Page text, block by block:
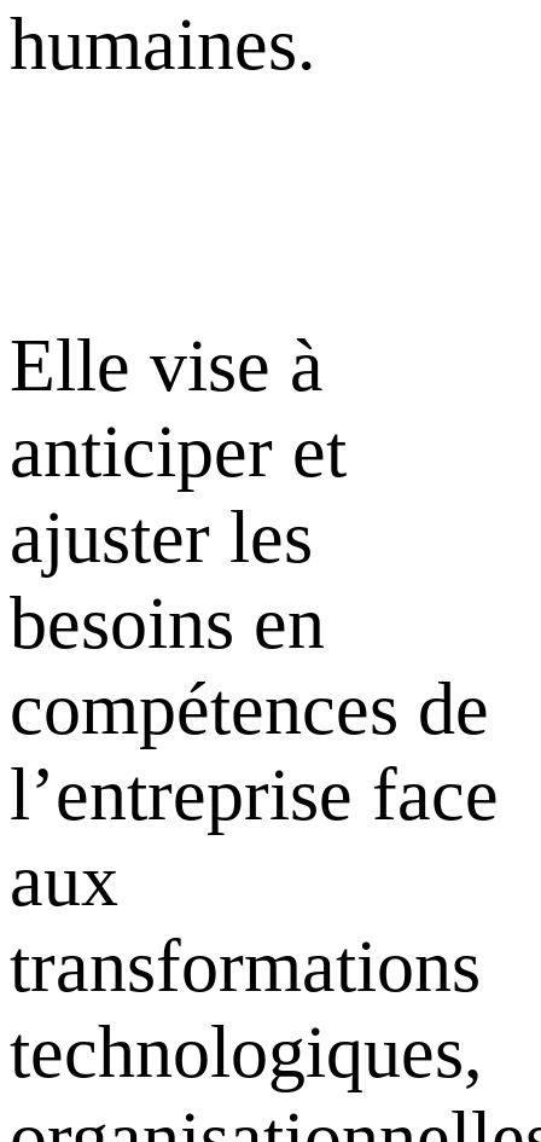
humaines.
Elle vise à
anticiper et
ajuster les
besoins en
compétences de
l’entreprise face
aux
transformations
technologiques,